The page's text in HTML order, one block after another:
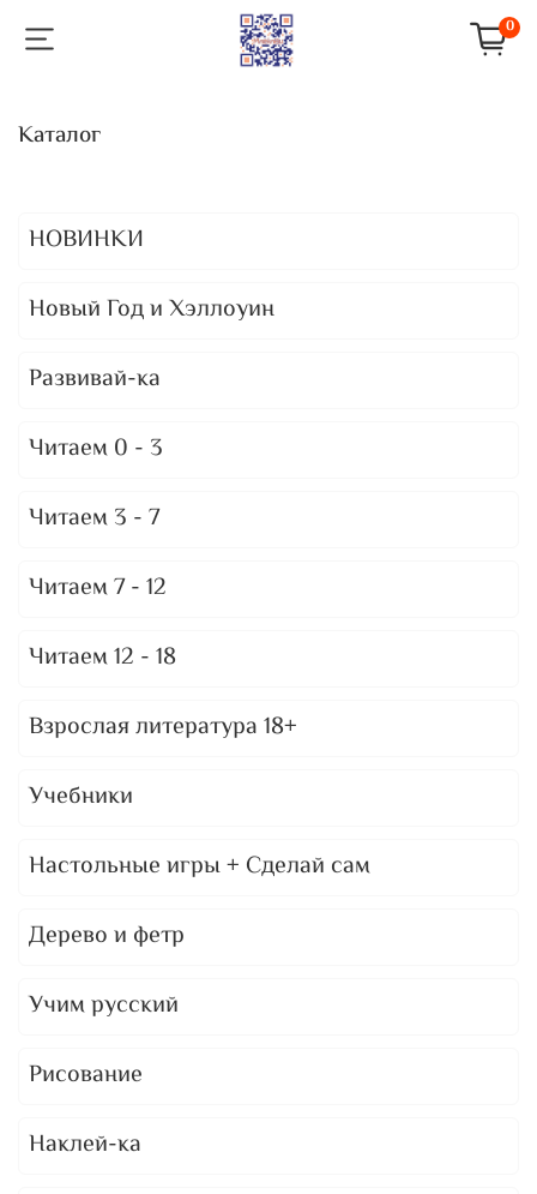
0
Каталог
НОВИНКИ
Новый Год и Хэллоуин
Развивай-ка
Читаем 0 - 3
Читаем 3 - 7
Читаем 7 - 12
Читаем 12 - 18
Взрослая литература 18+
Учебники
Настольные игры + Сделай сам
Дерево и фетр
Учим русский
Рисование
Наклей-ка